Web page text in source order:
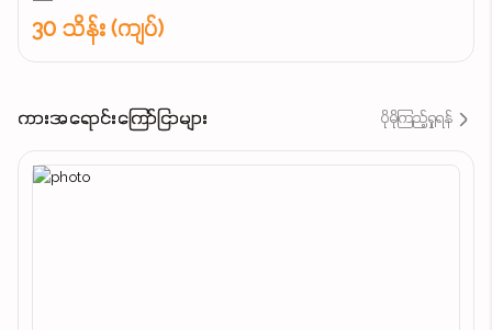
30 သိန်း (ကျပ်)
ကားအရောင်းကြော်ငြာများ ပိုမိုကြည့်ရှုရန်